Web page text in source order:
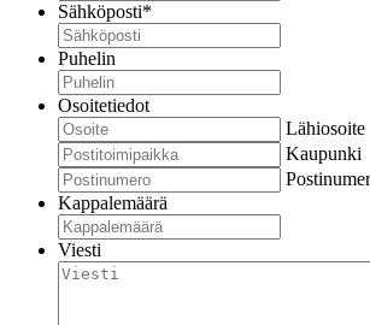
Sähköposti*
Puhelin
Osoitetiedot
Lähiosoite
Kaupunki
Kappalemäärä
Viesti